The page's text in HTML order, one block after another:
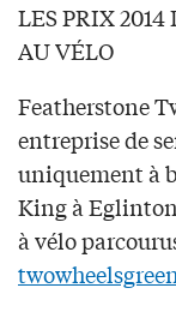
LES PRIX 2014
AU VÉLO
Featherstone
entreprise de
uniquement à
King à
à vélo